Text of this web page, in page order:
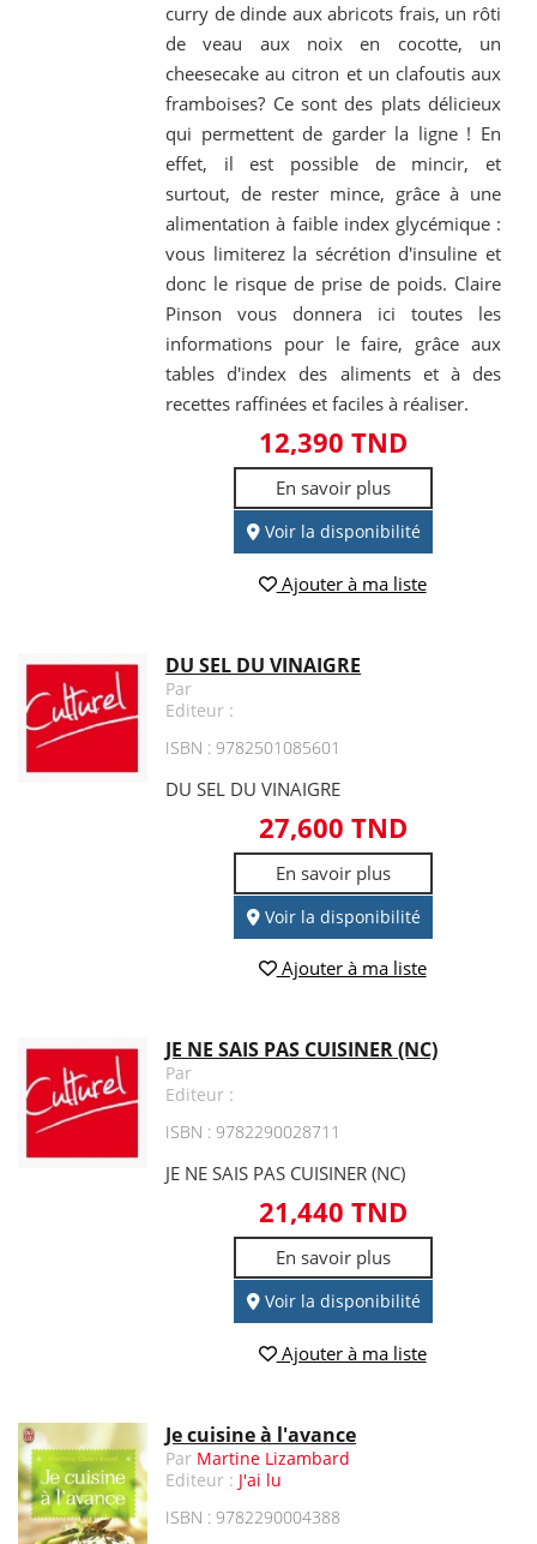
curry de dinde aux abricots frais, un rôti
de veau aux noix en cocotte, un
cheesecake au citron et un clafoutis aux
framboises? Ce sont des plats délicieux
qui permettent de garder la ligne ! En
effet, il est possible de mincir, et
surtout, de rester mince, grâce à une
alimentation à faible index glycémique :
vous limiterez la sécrétion d'insuline et
donc le risque de prise de poids. Claire
Pinson vous donnera ici toutes les
informations pour le faire, grâce aux
tables d'index des aliments et à des
recettes raffinées et faciles à réaliser.
12,390 TND
En savoir plus
Voir la disponibilité
Ajouter à ma liste
DU SEL DU VINAIGRE
Par
Editeur :
ISBN : 9782501085601
DU SEL DU VINAIGRE
27,600 TND
En savoir plus
Voir la disponibilité
Ajouter à ma liste
JE NE SAIS PAS CUISINER (NC)
Par
Editeur :
ISBN : 9782290028711
JE NE SAIS PAS CUISINER (NC)
21,440 TND
En savoir plus
Voir la disponibilité
Ajouter à ma liste
Je cuisine à l'avance
Par Martine Lizambard
Editeur : J'ai lu
ISBN : 9782290004388